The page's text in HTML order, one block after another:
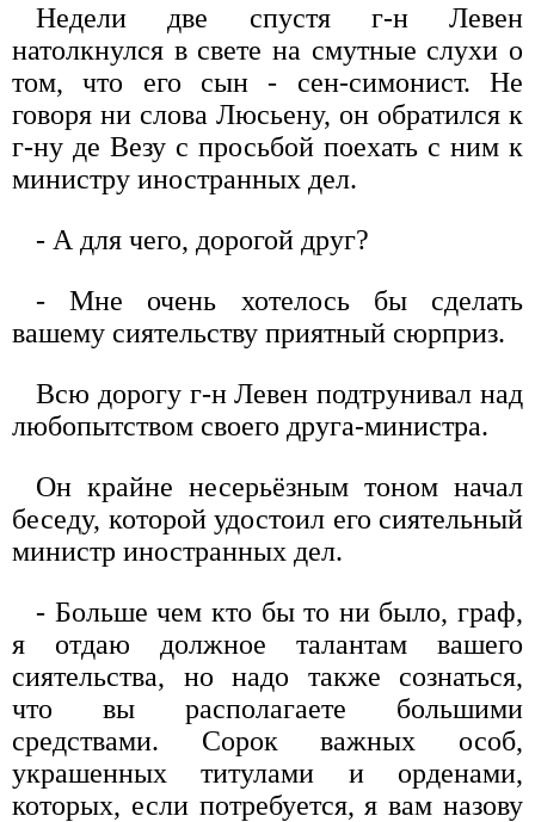
Недели две спустя г-н Левен
натолкнулся в свете на смутные слухи о
том, что его сын - сен-симонист. Не
говоря ни слова Люсьену, он обратился к
г-ну де Везу с просьбой поехать с ним к
министру иностранных дел.
- А для чего, дорогой друг?
- Мне очень хотелось бы сделать
вашему сиятельству приятный сюрприз.
Всю дорогу г-н Левен подтрунивал над
любопытством своего друга-министра.
Он крайне несерьёзным тоном начал
беседу, которой удостоил его сиятельный
министр иностранных дел.
- Больше чем кто бы то ни было, граф,
я отдаю должное талантам вашего
сиятельства, но надо также сознаться,
что вы располагаете большими
средствами. Сорок важных особ,
украшенных титулами и орденами,
которых, если потребуется, я вам назову